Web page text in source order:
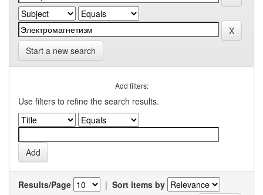
Start a new search
Add filters:
Use filters to refine the search results.
Results/Page | Sort items by